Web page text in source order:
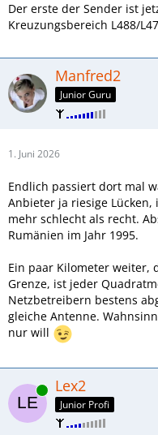
Der erste der Sender ist
Kreuzungsbereich L488/
Manfred2
Junior Guru
1. Juni 2026
Endlich passiert dort mal
Anbieter ja riesige
mehr schlecht als recht.
Rumänien im Jahr 1995.
Ein paar Kilometer weiter,
Grenze, ist jeder
Netzbetreibern bestens
gleiche Antenne.
nur will
Online Lex2
Junior Profi